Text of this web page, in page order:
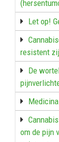
Let op!
resistent
De
om de pijn